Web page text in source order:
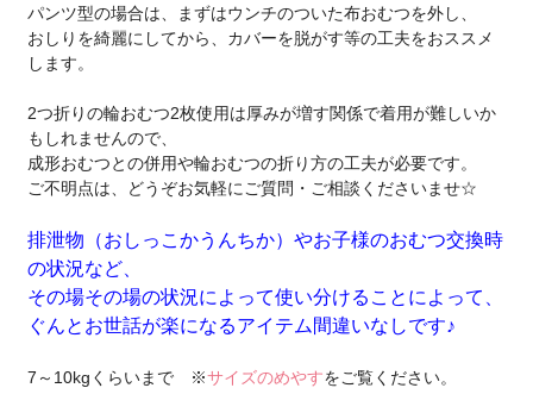
パンツ型の場合は、まずはウンチのついた布おむつを外し、
おしりを綺麗にしてから、カバーを脱がす等の工夫をおススメ
します。
2つ折りの輪おむつ2枚使用は厚みが増す関係で着用が難しいか
もしれませんので、
成形おむつとの併用や輪おむつの折り方の工夫が必要です。
ご不明点は、どうぞお気軽にご質問・ご相談くださいませ☆
排泄物（おしっこかうんちか）やお子様のおむつ交換時
の状況など、
その場その場の状況によって使い分けることによって、
ぐんとお世話が楽になるアイテム間違いなしです♪
7～10kgくらいまで ※サイズのめやすをご覧ください。